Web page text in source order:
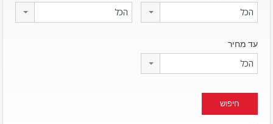
הכל הכל
עד מחיר
הכל